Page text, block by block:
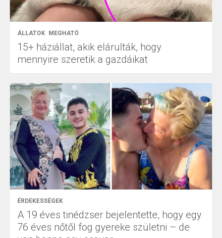
ÁLLATOK MEGHATÓ
15+ háziállat, akik elárulták, hogy
mennyire szeretik a gazdáikat
ÉRDEKESSÉGEK
A 19 éves tinédzser bejelentette, hogy egy
76 éves nőtől fog gyereke születni – de